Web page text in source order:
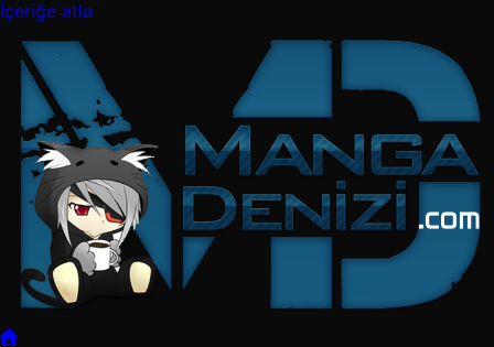
İçeriğe atla